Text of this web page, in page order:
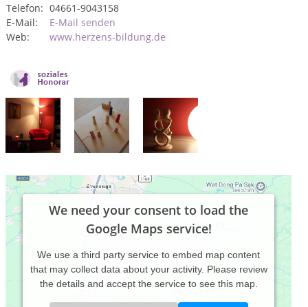
Telefon: 04661-9043158
E-Mail:
E-Mail senden
Web:
www.herzens-bildung.de
We need your consent to load the
Google Maps service!
We use a third party service to embed map content
that may collect data about your activity. Please review
the details and accept the service to see this map.